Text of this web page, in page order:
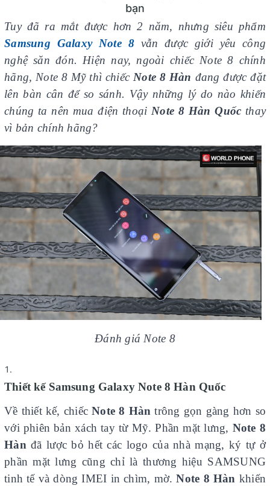
bạn
Tuy đã ra mắt được hơn 2 năm, nhưng siêu phẩm
Samsung Galaxy Note 8 vẫn được giới yêu công
nghệ săn đón. Hiện nay, ngoài chiếc Note 8 chính
hãng, Note 8 Mỹ thì chiếc Note 8 Hàn đang được đặt
lên bàn cân để so sánh. Vậy những lý do nào khiến
chúng ta nên mua điện thoại Note 8 Hàn Quốc thay
vì bản chính hãng?
Đánh giá Note 8
Thiết kế Samsung Galaxy Note 8 Hàn Quốc
Về thiết kế, chiếcNote 8 Hàn trông gọn gàng hơn so
với phiên bản xách tay từ Mỹ. Phần mặt lưng, Note 8
Hànđã lược bỏ hết các logo của nhà mạng, ký tự ở
phần mặt lưng cũng chỉ là thương hiệu SAMSUNG
tinh tế và dòng IMEI in chìm, mờ. Note 8 Hàn khiến